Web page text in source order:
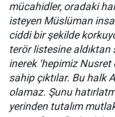
mücahidler, oradaki
isteyen Müslüman
ciddi bir şekilde
terör listesine aldıktan
inerek ‘hepimiz Nusret
sahip çıktılar. Bu halk
olamaz. Şunu
yerinden tutalım